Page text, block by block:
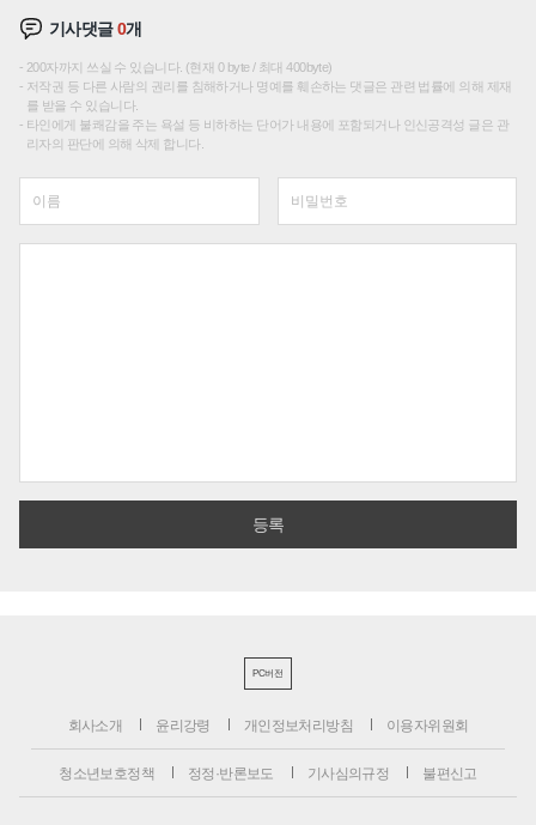
기사댓글0개
200자까지 쓰실 수 있습니다. (현재 0 byte / 최대 400byte)
저작권 등 다른 사람의 권리를 침해하거나 명예를 훼손하는 댓글은 관련 법률에 의해 제재
를 받을 수 있습니다.
타인에게 불쾌감을 주는 욕설 등 비하하는 단어가 내용에 포함되거나 인신공격성 글은 관
리자의 판단에 의해 삭제 합니다.
PC버전
회사소개 윤리강령 개인정보처리방침 이용자위원회
청소년보호정책 정정·반론보도 기사심의규정 불편신고